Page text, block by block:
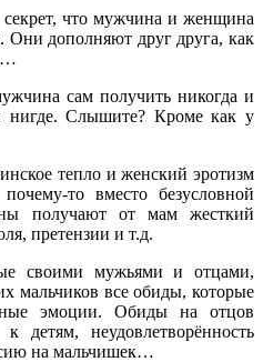
что мужчина и женщина
Они дополняют друг друга, как
сам получить никогда и
нигде. Слышите? Кроме как у
тепло и женский эротизм
то вместо безусловной
получают от мам жесткий
претензии и т.д.
своими мужьями и отцами,
мальчиков все обиды, которые
эмоции. Обиды на отцов
детям, неудовлетворённость
на мальчишек…